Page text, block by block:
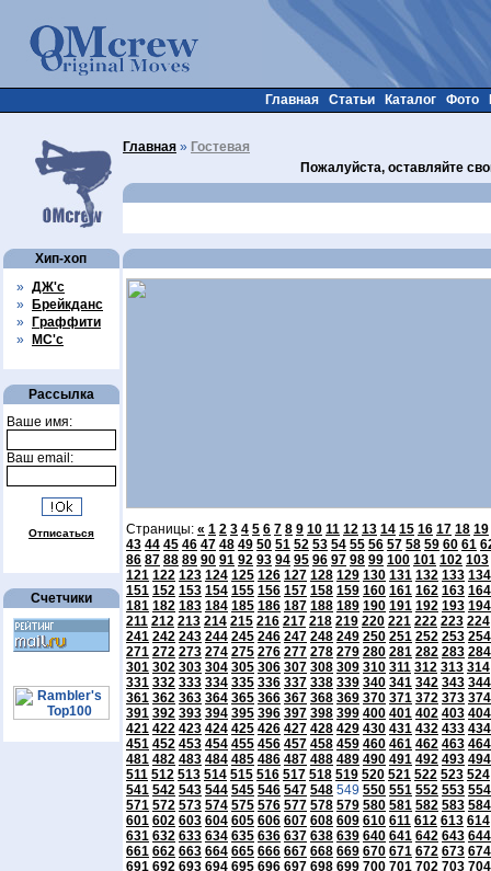
Хип-хоп
» ДЖ'с
»
Брейкданс
»
Граффити
»
МС'с
Рассылка
Ваше имя:
Ваш email:
Отписаться
Счетчики
Главная Статьи Каталог Фото
Главная » Гостевая
Пожалуйста, оставляйте
Страницы: « 1 2 3 4 5 6 7 8 9 10 11 12 13 14 15 16 17 18 19
43 44 45 46 47 48 49 50 51 52 53 54 55 56 57 58 59 60 61
86 87 88 89 90 91 92 93 94 95 96 97 98 99 100 101 102 103
121 122 123 124 125 126 127 128 129 130 131 132 133 134
151 152 153 154 155 156 157 158 159 160 161 162 163 164
181 182 183 184 185 186 187 188 189 190 191 192 193 194
211 212 213 214 215 216 217 218 219 220 221 222 223 224
241 242 243 244 245 246 247 248 249 250 251 252 253 254
271 272 273 274 275 276 277 278 279 280 281 282 283 284
301 302 303 304 305 306 307 308 309 310 311 312 313 314
331 332 333 334 335 336 337 338 339 340 341 342 343 344
361 362 363 364 365 366 367 368 369 370 371 372 373 374
391 392 393 394 395 396 397 398 399 400 401 402 403 404
421 422 423 424 425 426 427 428 429 430 431 432 433 434
451 452 453 454 455 456 457 458 459 460 461 462 463 464
481 482 483 484 485 486 487 488 489 490 491 492 493 494
511 512 513 514 515 516 517 518 519 520 521 522 523 524
541 542 543 544 545 546 547 548 549 550 551 552 553 554
571 572 573 574 575 576 577 578 579 580 581 582 583 584
601 602 603 604 605 606 607 608 609 610 611 612 613 614
631 632 633 634 635 636 637 638 639 640 641 642 643 644
661 662 663 664 665 666 667 668 669 670 671 672 673 674
691 692 693 694 695 696 697 698 699 700 701 702 703 704